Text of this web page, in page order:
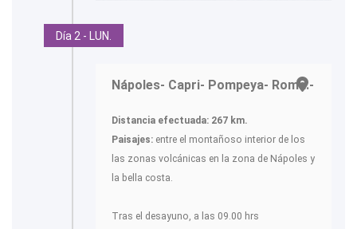
Día 2 - LUN.
Nápoles- Capri- Pompeya- Roma.-
Distancia efectuada: 267 km.
Paisajes: entre el montañoso interior de los
las zonas volcánicas en la zona de Nápoles y
la bella costa.
Tras el desayuno, a las 09.00 hrs